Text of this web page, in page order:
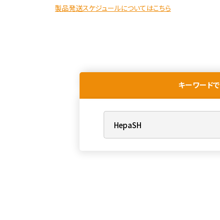
製品発送スケジュールについてはこちら
キーワード